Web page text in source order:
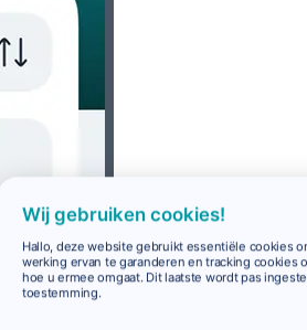
Wij gebruiken cookies!
Hallo, deze website gebruikt essentiële cookies
werking ervan te garanderen en tracking cookies
hoe u ermee omgaat. Dit laatste wordt pas
toestemming.